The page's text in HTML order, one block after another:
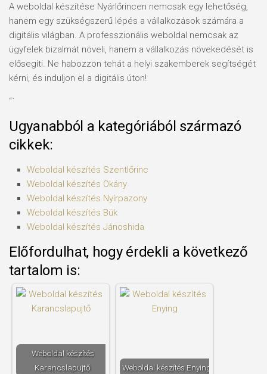
A weboldal készítése Nyárlőrincen nemcsak egy lehetőség,
hanem egy szükségszerű lépés a vállalkozások számára a
digitális világban. A professzionális weboldal nemcsak az
ügyfelek bizalmát növeli, hanem a vállalkozás növekedését is
elősegíti. Ne habozzon tehát a helyi szakemberek segítségét
kérni, és induljon el a digitális úton!
“`
Ugyanabból a kategóriából származó
cikkek:
Weboldal készítés​ Szentlőrinc
Weboldal készítés​ Okány
Weboldal készítés​ Nyírpazony
Weboldal készítés​ Bük
Weboldal készítés​ Jánoshida
Előfordulhat, hogy érdekli a következő
tartalom is:
Weboldal készítés​
Karancslapujtő
Weboldal készítés​ Enying